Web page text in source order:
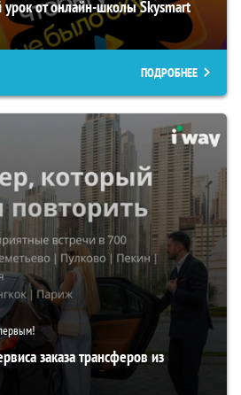
от онлайн-школы Skysmart
ПОДРОБНЕЕ
заказа трансферов из